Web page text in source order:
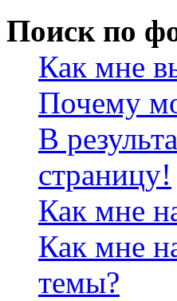
Поиск по
Как мне
Почему
В
страницу!
Как мне
Как мне
темы?